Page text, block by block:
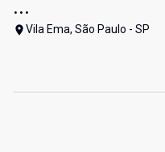
...
Vila Ema, São Paulo - SP